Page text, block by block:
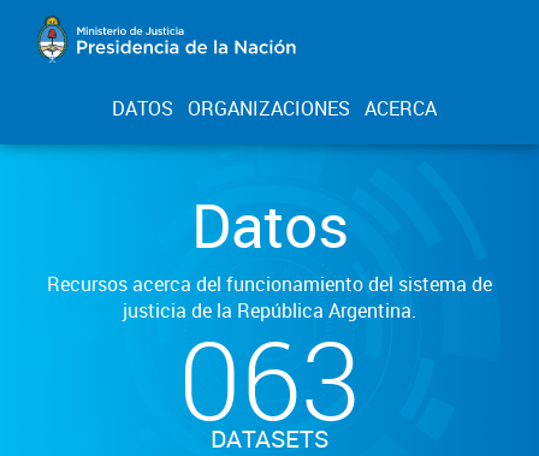
DATOS ORGANIZACIONES ACERCA
Datos
Recursos acerca del funcionamiento del sistema de
justicia de la República Argentina.
063
DATASETS